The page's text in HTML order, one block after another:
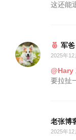
这还能
军爸
2025年
@Hary
要拉扯
老张博
2025年